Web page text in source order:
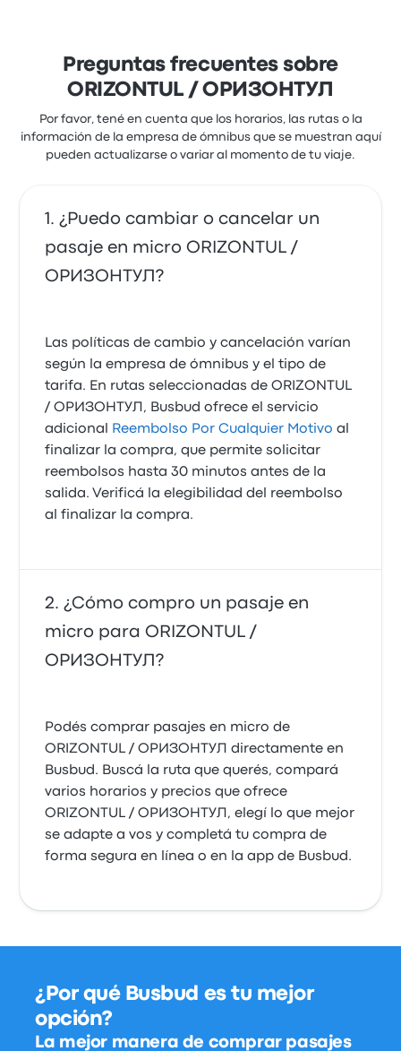
Preguntas frecuentes sobre
ORIZONTUL / ОРИЗОНТУЛ
Por favor, tené en cuenta que los horarios, las rutas o la
información de la empresa de ómnibus que se muestran aquí
pueden actualizarse o variar al momento de tu viaje.
¿Puedo cambiar o cancelar un
pasaje en micro ORIZONTUL /
ОРИЗОНТУЛ?
Las políticas de cambio y cancelación varían
según la empresa de ómnibus y el tipo de
tarifa. En rutas seleccionadas de ORIZONTUL
/ ОРИЗОНТУЛ, Busbud ofrece el servicio
adicional
Reembolso Por Cualquier Motivo al
finalizar la compra, que permite solicitar
reembolsos hasta 30 minutos antes de la
salida. Verificá la elegibilidad del reembolso
al finalizar la compra.
¿Cómo compro un pasaje en
micro para ORIZONTUL /
ОРИЗОНТУЛ?
Podés comprar pasajes en micro de
ORIZONTUL / ОРИЗОНТУЛ directamente en
Busbud. Buscá la ruta que querés, compará
varios horarios y precios que ofrece
ORIZONTUL / ОРИЗОНТУЛ, elegí lo que mejor
se adapte a vos y completá tu compra de
forma segura en línea o en la app de Busbud.
¿Por qué Busbud es tu mejor
opción?
La mejor manera de comprar pasajes